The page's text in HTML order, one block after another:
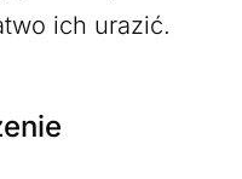
ich urazić.